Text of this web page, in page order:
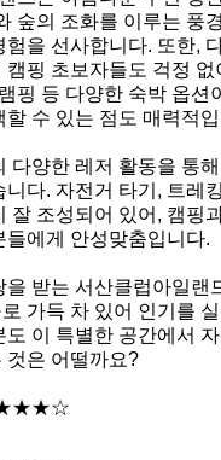
숲의 조화를 이루는 풍
을 선사합니다. 또한,
캠핑 초보자들도 걱정 없
핑 등 다양한 숙박 옵션
할 수 있는 점도 매력적
다양한 레저 활동을 통
니다. 자전거 타기, 트레
잘 조성되어 있어, 캠핑
들에게 안성맞춤입니다.
을 받는 서산클럽아일랜
가득 차 있어 인기를
도 이 특별한 공간에서
것은 어떨까요?